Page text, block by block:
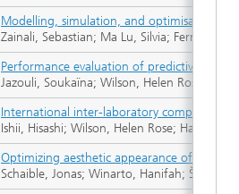
Modelling, simulation, and optimisation of
Zainali, Sebastian; Ma Lu, Silvia;
Performance evaluation of predictive
Jazouli, Soukaïna; Wilson, Helen Rose;
International inter-laboratory comparison
Ishii, Hisashi; Wilson, Helen Rose;
Optimizing aesthetic appearance of
Schaible, Jonas; Winarto, Hanifah;